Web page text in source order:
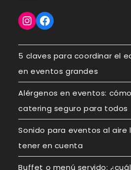
tu
InstagramFacebook
5 claves para coordinar el
en eventos grandes
Alérgenos en eventos:
catering seguro para todos
Sonido para eventos al aire
tener en cuenta
Buffet o menú servido: